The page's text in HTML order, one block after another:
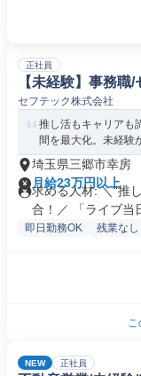
正社員
【未経験】事務職
セフテック株式会社
推し活もキャリアも
間を最大化。未経験
埼玉県三郷市幸房
月給23万円以上
求める人材: ＼“推
合！／ 「ライブ当
即日勤務OK 残業なし
こ
NEW 正社員